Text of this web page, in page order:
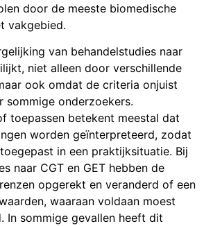
door de meeste biomedische
vakgebied.
van behandelstudies naar
niet alleen door verschillende
ook omdat de criteria onjuist
sommige onderzoekers.
toepassen betekent meestal dat
worden geïnterpreteerd, zodat
in een praktijksituatie. Bij
naar CGT en GET hebben de
opgerekt en veranderd of een
waaraan voldaan moest
In sommige gevallen heeft dit